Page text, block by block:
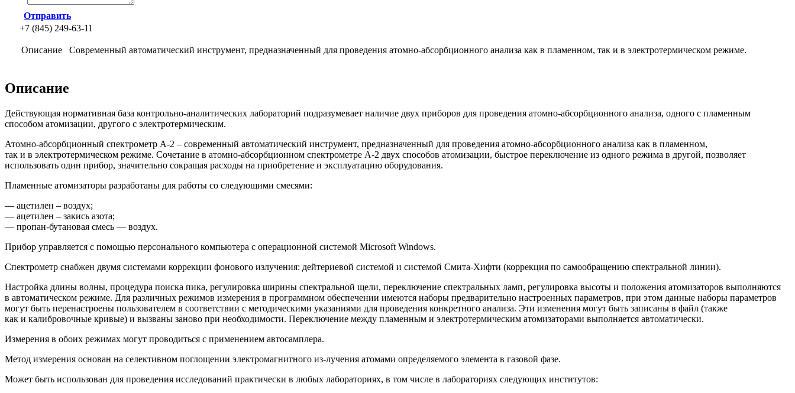
Отправить
+7 (845) 249-63-11
Описание Cовременный автоматический инструмент, предназначенный для проведения атомно-абсорбционного анализа как в пламенном, так и в электротермическом режиме.
Описание
Действующая нормативная база контрольно-аналитических лабораторий подразумевает наличие двух приборов для проведения атомно-абсорбционного анализа, одного с пламенным
способом атомизации, другого с электротермическим.
Атомно-абсорбционный спектрометр А-2 – современный автоматический инструмент, предназначенный для проведения атомно-абсорбционного анализа как в пламенном,
так и в электротермическом режиме. Сочетание в атомно-абсорбционном спектрометре А-2 двух способов атомизации, быстрое переключение из одного режима в другой, позволяет
использовать один прибор, значительно сокращая расходы на приобретение и эксплуатацию оборудования.
Пламенные атомизаторы разработаны для работы со следующими смесями:
— ацетилен – воздух;
— ацетилен – закись азота;
— пропан-бутановая смесь — воздух.
Прибор управляется с помощью персонального компьютера с операционной системой Microsoft Windows.
Спектрометр снабжен двумя системами коррекции фонового излучения: дейтериевой системой и системой Смита-Хифти (коррекция по самообращению спектральной линии).
Настройка длины волны, процедура поиска пика, регулировка ширины спектральной щели, переключение спектральных ламп, регулировка высоты и положения атомизаторов выполняются
в автоматическом режиме. Для различных режимов измерения в программном обеспечении имеются наборы предварительно настроенных параметров, при этом данные наборы параметров
могут быть перенастроены пользователем в соответствии с методическими указаниями для проведения конкретного анализа. Эти изменения могут быть записаны в файл (также
как и калибровочные кривые) и вызваны заново при необходимости. Переключение между пламенным и электротермическим атомизаторами выполняется автоматически.
Измерения в обоих режимах могут проводиться с применением автосамплера.
Метод измерения основан на селективном поглощении электромагнитного из-лучения атомами определяемого элемента в газовой фазе.
Может быть использован для проведения исследований практически в любых лабораториях, в том числе в лабораториях следующих институтов: